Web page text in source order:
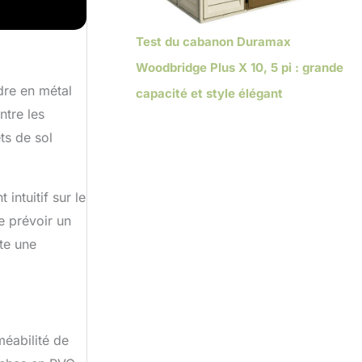
en métal
les
de sol
intuitif sur le
prévoir un
une
de
Test du cabanon Duramax
Woodbridge Plus X 10, 5 pi : grande
capacité et style élégant